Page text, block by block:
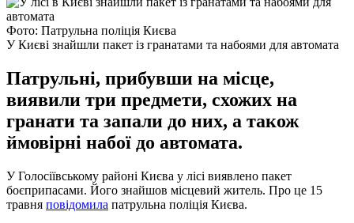
Фото: Патрульна поліція Києва
У Києві знайшли пакет із гранатами та набоями для автомата
Патрульні, прибувши на місце,
виявили три предмети, схожих на
гранати та запали до них, а також
ймовірні набої до автомата.
У Голосіївському районі Києва у лісі виявлено пакет
боєприпасами. Його знайшов місцевий житель. Про це 15
травня повідомила патрульна поліція Києва.